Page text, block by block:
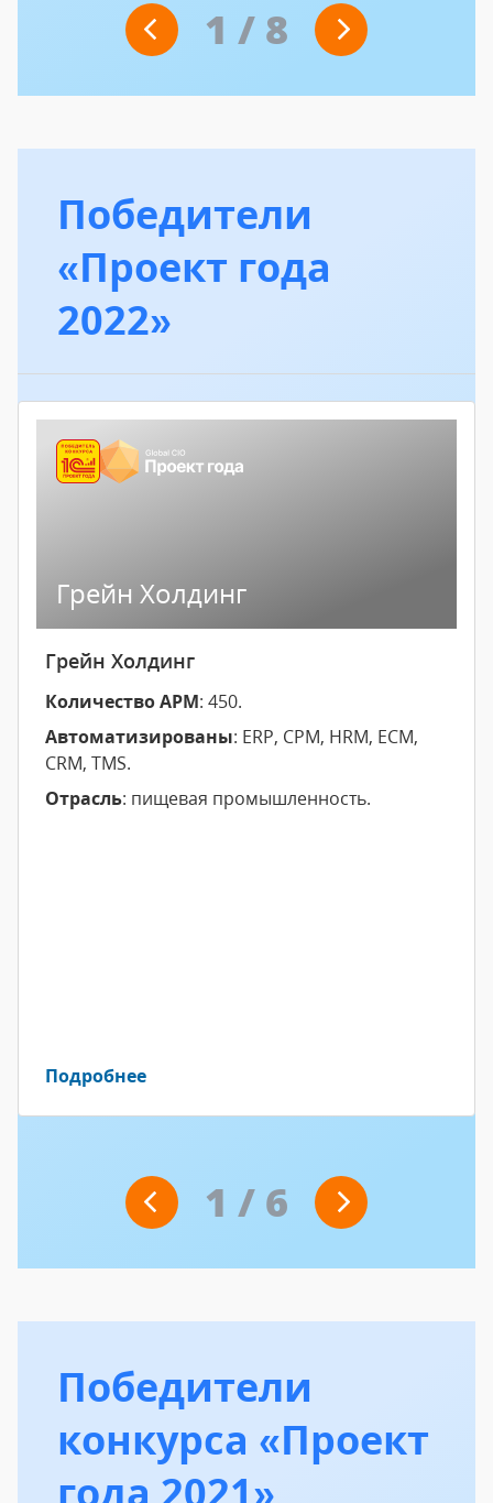
1 / 8
Победители
«Проект года
2022»
Грейн Холдинг
Грейн Холдинг
Количество АРМ: 450.
Автоматизированы: ERP, CPM, HRM, ECM,
CRM, TMS.
Отрасль: пищевая промышленность.
Подробнее
1 / 6
Победители
конкурса «Проект